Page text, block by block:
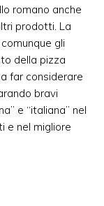
romano anche
prodotti. La
gli
della pizza
far considerare
bravi
e “italiana” nel
e nel migliore